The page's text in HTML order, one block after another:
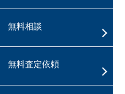
無料相談
無料査定依頼